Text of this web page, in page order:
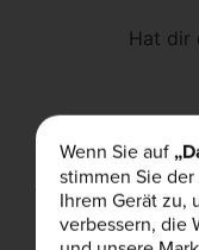
Hat dir
Verwandte
Wenn Sie auf
stimmen Sie
Ihrem Gerät zu,
verbessern, die